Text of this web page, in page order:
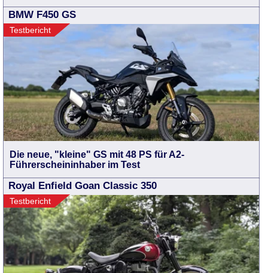
BMW F450 GS
Testbericht
Die neue, "kleine" GS mit 48 PS für A2-
Führerscheininhaber im Test
Royal Enfield Goan Classic 350
Testbericht